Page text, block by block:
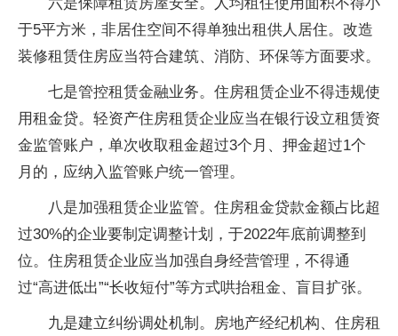
于5平方米，非居住空间不得单独出租供人居住。改造
装修租赁住房应当符合建筑、消防、环保等方面要求。
七是管控租赁金融业务。住房租赁企业不得违规使
用租金贷。轻资产住房租赁企业应当在银行设立租赁资
金监管账户，单次收取租金超过3个月、押金超过1个
月的，应纳入监管账户统一管理。
八是加强租赁企业监管。住房租金贷款金额占比超
过30%的企业要制定调整计划，于2022年底前调整到
位。住房租赁企业应当加强自身经营管理，不得通
过“高进低出”“长收短付”等方式哄抬租金、盲目扩张。
九是建立纠纷调处机制。房地产经纪机构、住房租